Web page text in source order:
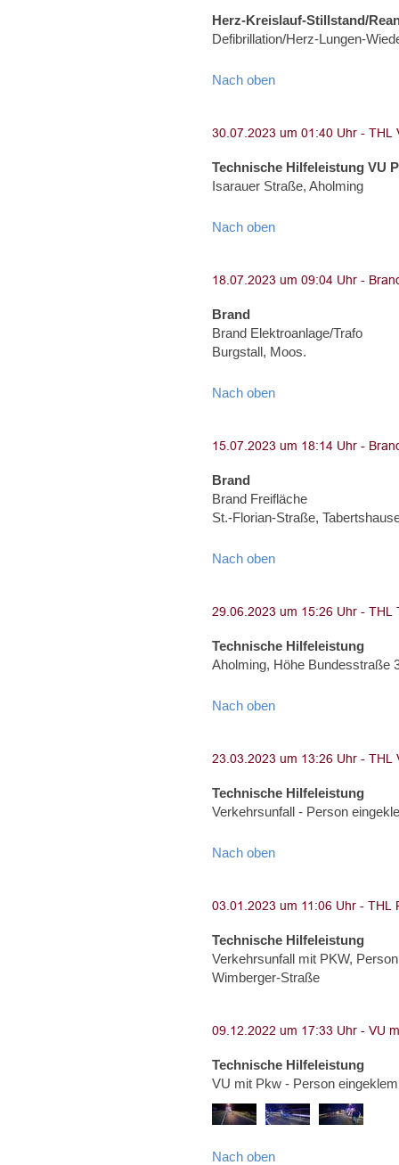
Herz-Kreislauf-Stillstand/
Defibrillation/Herz-Lungen-
Nach oben
Technische Hilfeleistung VU
Isarauer Straße, Aholming
Nach oben
Brand
Brand Elektroanlage/Trafo
Burgstall, Moos.
Nach oben
Brand
Brand Freifläche
St.-Florian-Straße,
Nach oben
Technische Hilfeleistung
Aholming, Höhe Bundesstraße
Nach oben
Technische Hilfeleistung
Verkehrsunfall - Person
Nach oben
Technische Hilfeleistung
Verkehrsunfall mit PKW,
Wimberger-Straße
Technische Hilfeleistung
VU mit Pkw - Person
Nach oben